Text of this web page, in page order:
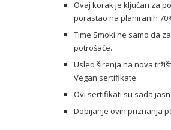
Ovaj korak je ključan za
porastao na planiranih
Time Smoki ne samo da
potrošače.
Usled širenja na nova
Vegan sertifikate.
Ovi sertifikati su sada
Dobijanje ovih priznanja